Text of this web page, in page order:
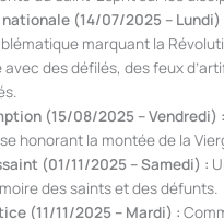
(14/07/2025 – Lundi)
marquant la
avec des défilés, des feux
(15/08/2025 – Vendredi) :
honorant la montée de la
(01/11/2025 – Samedi) :
des saints et des défunts.
(11/11/2025 – Mardi) :